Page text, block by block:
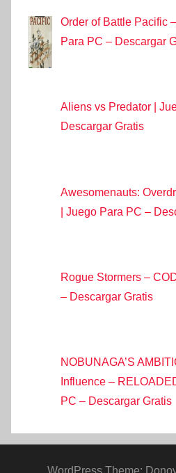
Order of Battle Pacific
Para PC – Descargar
Aliens vs Predator |
Descargar Gratis
Awesomenauts:
| Juego Para PC –
Rogue Stormers –
– Descargar Gratis
NOBUNAGA’S
Influence –
PC – Descargar Gratis
WordPress Theme: